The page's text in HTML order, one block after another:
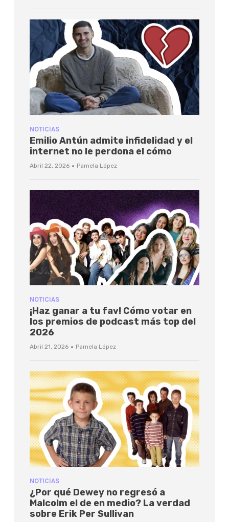
NOTICIAS
Emilio Antún admite infidelidad y el
internet no le perdona el cómo
Abril 22, 2026 · Pamela López
NOTICIAS
¡Haz ganar a tu fav! Cómo votar en
los premios de podcast más top del
2026
Abril 21, 2026 · Pamela López
NOTICIAS
¿Por qué Dewey no regresó a
Malcolm el de en medio? La verdad
sobre Erik Per Sullivan